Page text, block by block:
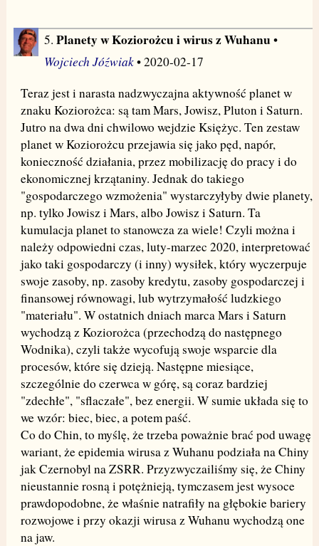
5. Planety w Koziorożcu i wirus z Wuhanu•
Wojciech Jóźwiak• 2020-02-17
Teraz jest i narasta nadzwyczajna aktywność planet w
znaku Koziorożca: są tam Mars, Jowisz, Pluton i Saturn.
Jutro na dwa dni chwilowo wejdzie Księżyc. Ten zestaw
planet w Koziorożcu przejawia się jako pęd, napór,
konieczność działania, przez mobilizację do pracy i do
ekonomicznej krzątaniny. Jednak do takiego
"gospodarczego wzmożenia" wystarczyłyby dwie planety,
np. tylko Jowisz i Mars, albo Jowisz i Saturn. Ta
kumulacja planet to stanowcza za wiele! Czyli można i
należy odpowiedni czas, luty-marzec 2020, interpretować
jako taki gospodarczy (i inny) wysiłek, który wyczerpuje
swoje zasoby, np. zasoby kredytu, zasoby gospodarczej i
finansowej równowagi, lub wytrzymałość ludzkiego
"materiału". W ostatnich dniach marca Mars i Saturn
wychodzą z Koziorożca (przechodzą do następnego
Wodnika), czyli także wycofują swoje wsparcie dla
procesów, które się dzieją. Następne miesiące,
szczególnie do czerwca w górę, są coraz bardziej
"zdechłe", "sflaczałe", bez energii. W sumie układa się to
we wzór: biec, biec, a potem paść.
Co do Chin, to myślę, że trzeba poważnie brać pod uwagę
wariant, że epidemia wirusa z Wuhanu podziała na Chiny
jak Czernobyl na ZSRR. Przyzwyczailiśmy się, że Chiny
nieustannie rosną i potężnieją, tymczasem jest wysoce
prawdopodobne, że właśnie natrafiły na głębokie bariery
rozwojowe i przy okazji wirusa z Wuhanu wychodzą one
na jaw.